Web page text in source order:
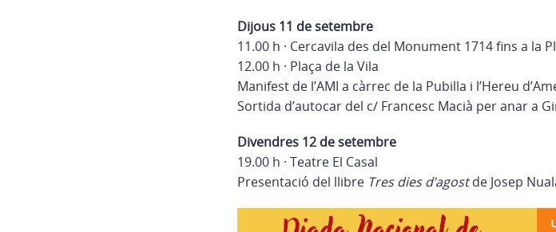
Dijous 11 de setembre
11.00 h · Cercavila des del Monument 1714 fins a la
12.00 h · Plaça de la Vila
Manifest de l’AMI a càrrec de la Pubilla i l’Hereu
Sortida d’autocar del c/ Francesc Macià per anar a
Divendres 12 de setembre
19.00 h · Teatre El Casal
Presentació del llibre Tres dies d’agostde Josep